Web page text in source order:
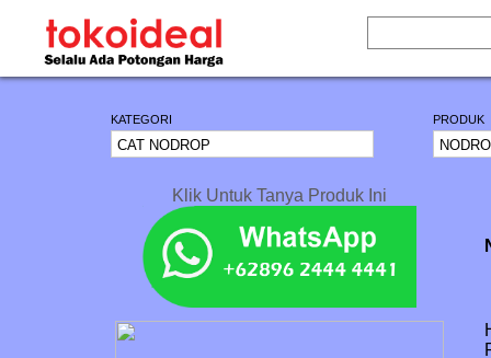
KATEGORI PRODUK
Klik Untuk Tanya Produk Ini